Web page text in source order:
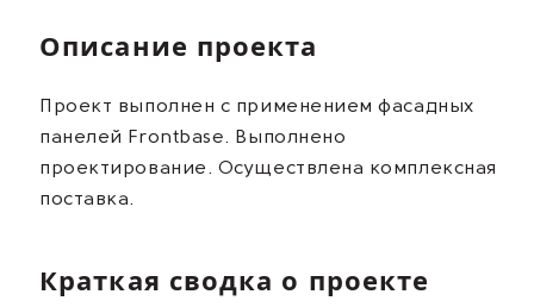
Описание проекта
Проект выполнен с применением фасадных
панелей Frontbase. Выполнено
проектирование. Осуществлена комплексная
поставка.
Краткая сводка о проекте